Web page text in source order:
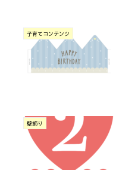
子育てコンテンツ
壁飾り